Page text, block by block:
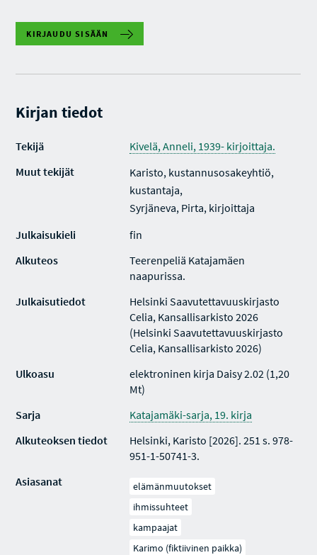
KIRJAUDU SISÄÄN
Kirjan tiedot
Tekijä
Kivelä, Anneli, 1939- kirjoittaja.
Muut tekijät
Karisto, kustannusosakeyhtiö,
kustantaja,
Syrjäneva, Pirta, kirjoittaja
Julkaisukieli
fin
Alkuteos
Teerenpeliä Katajamäen
naapurissa.
Julkaisutiedot
Helsinki Saavutettavuuskirjasto
Celia, Kansallisarkisto 2026
(Helsinki Saavutettavuuskirjasto
Celia, Kansallisarkisto 2026)
Ulkoasu
elektroninen kirja Daisy 2.02 (1,20
Mt)
Sarja
Katajamäki-sarja, 19. kirja
Alkuteoksen tiedot
Helsinki, Karisto [2026]. 251 s. 978-
951-1-50741-3.
Asiasanat
elämänmuutokset
ihmissuhteet
kampaajat
Karimo (fiktiivinen paikka)